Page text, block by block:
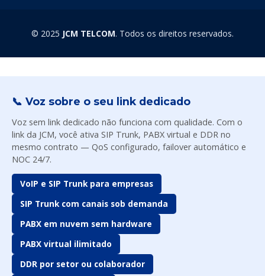
© 2025 JCM TELCOM. Todos os direitos reservados.
📞 Voz sobre o seu link dedicado
Voz sem link dedicado não funciona com qualidade. Com o
link da JCM, você ativa SIP Trunk, PABX virtual e DDR no
mesmo contrato — QoS configurado, failover automático e
NOC 24/7.
VoIP e SIP Trunk para empresas
SIP Trunk com canais sob demanda
PABX em nuvem sem hardware
PABX virtual ilimitado
DDR por setor ou colaborador